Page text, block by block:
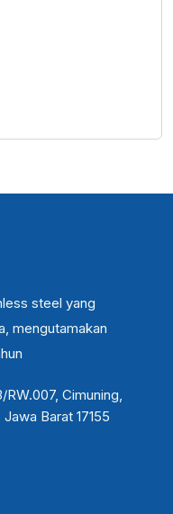
steel yang
mengutamakan
RW.007, Cimuning,
Barat 17155